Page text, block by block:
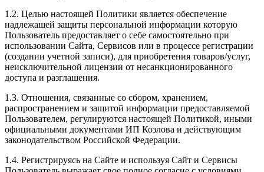
1.2. Целью настоящей Политики является обеспечение
надлежащей защиты персональной информации которую
Пользователь предоставляет о себе самостоятельно при
использовании Сайта, Сервисов или в процессе регистрации
(создании учетной записи), для приобретения товаров/услуг,
неисключительной лицензии от несанкционированного
доступа и разглашения.
1.3. Отношения, связанные со сбором, хранением,
распространением и защитой информации предоставляемой
Пользователем, регулируются настоящей Политикой, иными
официальными документами ИП Козловa и действующим
законодательством Российской Федерации.
1.4. Регистрируясь на Сайте и используя Сайт и Сервисы